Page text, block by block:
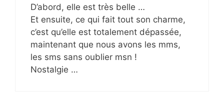
D’abord, elle est très belle …
Et ensuite, ce qui fait tout son charme,
c’est qu’elle est totalement dépassée,
maintenant que nous avons les mms,
les sms sans oublier msn !
Nostalgie …